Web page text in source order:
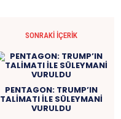
SONRAKI İÇERIK
PENTAGON: TRUMP’IN
TALİMATI İLE SÜLEYMANİ
VURULDU